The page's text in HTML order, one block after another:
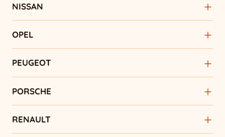
NISSAN
OPEL
PEUGEOT
PORSCHE
RENAULT